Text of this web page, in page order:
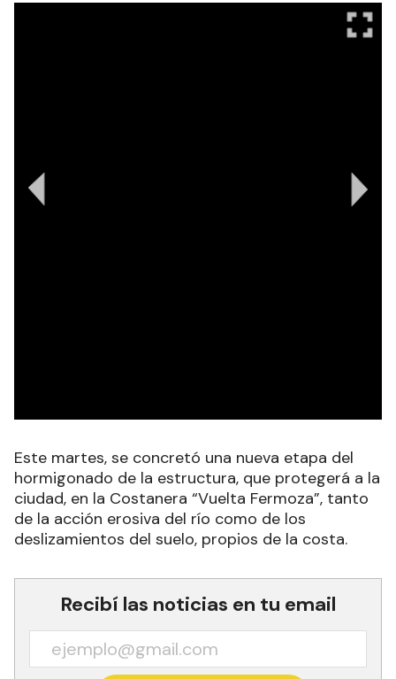
Este martes, se concretó una nueva etapa del
hormigonado de la estructura, que protegerá a la
ciudad, en la Costanera “Vuelta Fermoza”, tanto
de la acción erosiva del río como de los
deslizamientos del suelo, propios de la costa.
Recibí las noticias en tu email